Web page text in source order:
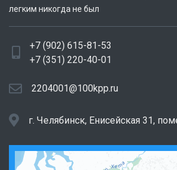
легким никогда не был
+7 (902) 615-81-53
+7 (351) 220-40-01
2204001@100kpp.ru
г. Челябинск, Енисейская 31,